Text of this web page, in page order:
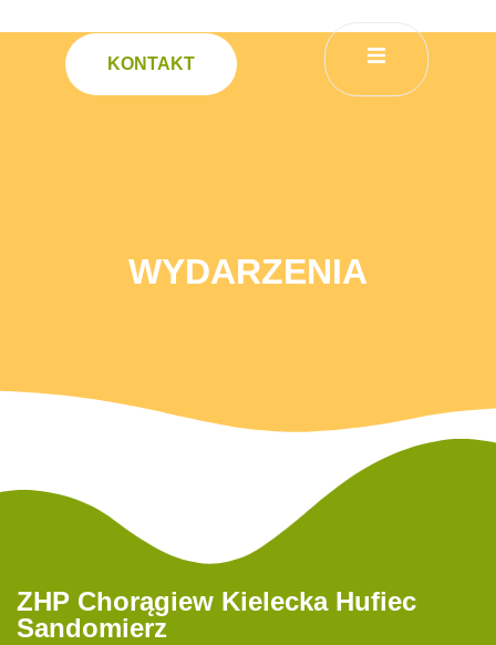
KONTAKT
Wydarzenia
WYDARZENIA
ZHP Chorągiew Kielecka Hufiec
Sandomierz